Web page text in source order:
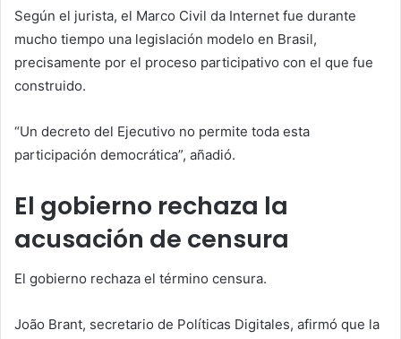
Según el jurista, el Marco Civil da Internet fue durante
mucho tiempo una legislación modelo en Brasil,
precisamente por el proceso participativo con el que fue
construido.
“Un decreto del Ejecutivo no permite toda esta
participación democrática”, añadió.
El gobierno rechaza la
acusación de censura
El gobierno rechaza el término censura.
João Brant, secretario de Políticas Digitales, afirmó que la